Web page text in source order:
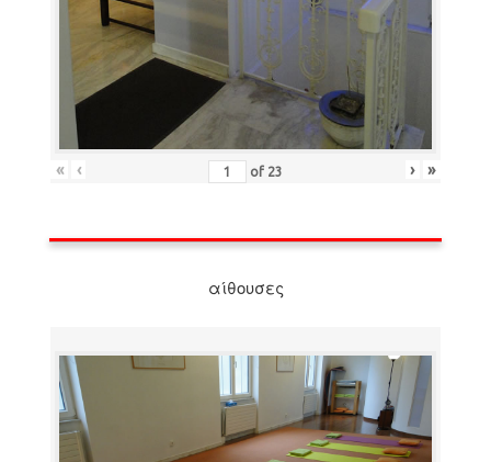
« ‹ of 23 › »
αίθουσες